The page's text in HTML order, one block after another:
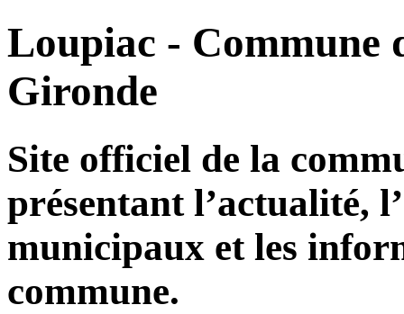
Loupiac - Commune
Gironde
Site officiel de la
présentant l’actualité,
municipaux et les
commune.